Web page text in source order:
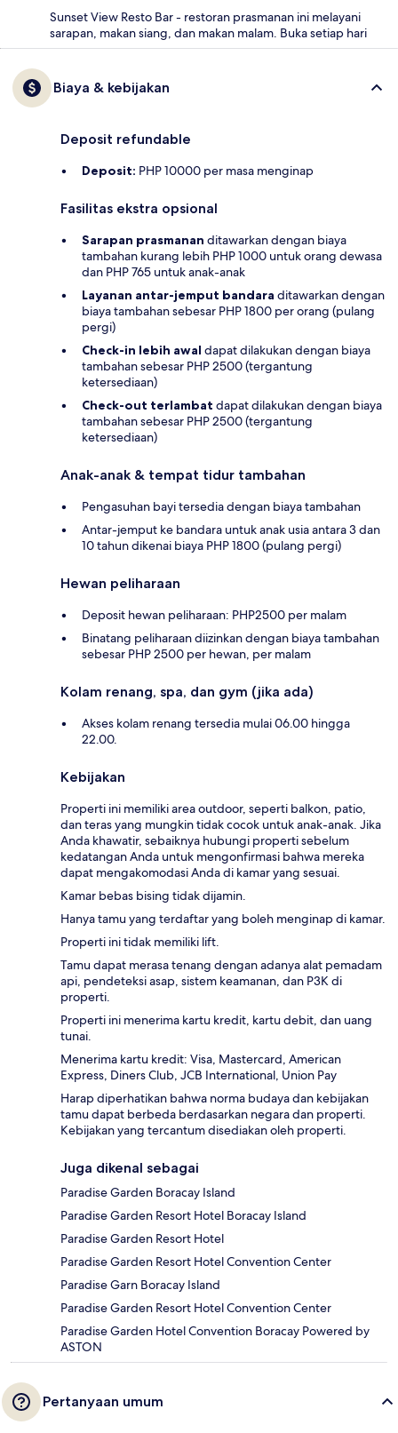
Sunset View Resto Bar - restoran prasmanan ini melayani
sarapan, makan siang, dan makan malam. Buka setiap hari
Biaya & kebijakan
Deposit refundable
Deposit: PHP 10000 per masa menginap
Fasilitas ekstra opsional
Sarapan prasmanan ditawarkan dengan biaya
tambahan kurang lebih PHP 1000 untuk orang dewasa
dan PHP 765 untuk anak-anak
Layanan antar-jemput bandara ditawarkan dengan
biaya tambahan sebesar PHP 1800 per orang (pulang
pergi)
Check-in lebih awal dapat dilakukan dengan biaya
tambahan sebesar PHP 2500 (tergantung
ketersediaan)
Check-out terlambat dapat dilakukan dengan biaya
tambahan sebesar PHP 2500 (tergantung
ketersediaan)
Anak-anak & tempat tidur tambahan
Pengasuhan bayi tersedia dengan biaya tambahan
Antar-jemput ke bandara untuk anak usia antara 3 dan
10 tahun dikenai biaya PHP 1800 (pulang pergi)
Hewan peliharaan
Deposit hewan peliharaan: PHP2500 per malam
Binatang peliharaan diizinkan dengan biaya tambahan
sebesar PHP 2500 per hewan, per malam
Kolam renang, spa, dan gym (jika ada)
Akses kolam renang tersedia mulai 06.00 hingga
22.00.
Kebijakan
Properti ini memiliki area outdoor, seperti balkon, patio,
dan teras yang mungkin tidak cocok untuk anak-anak. Jika
Anda khawatir, sebaiknya hubungi properti sebelum
kedatangan Anda untuk mengonfirmasi bahwa mereka
dapat mengakomodasi Anda di kamar yang sesuai.
Kamar bebas bising tidak dijamin.
Hanya tamu yang terdaftar yang boleh menginap di kamar.
Properti ini tidak memiliki lift.
Tamu dapat merasa tenang dengan adanya alat pemadam
api, pendeteksi asap, sistem keamanan, dan P3K di
properti.
Properti ini menerima kartu kredit, kartu debit, dan uang
tunai.
Menerima kartu kredit: Visa, Mastercard, American
Express, Diners Club, JCB International, Union Pay
Harap diperhatikan bahwa norma budaya dan kebijakan
tamu dapat berbeda berdasarkan negara dan properti.
Kebijakan yang tercantum disediakan oleh properti.
Juga dikenal sebagai
Paradise Garden Boracay Island
Paradise Garden Resort Hotel Boracay Island
Paradise Garden Resort Hotel
Paradise Garden Resort Hotel Convention Center
Paradise Garn Boracay Island
Paradise Garden Resort Hotel Convention Center
Paradise Garden Hotel Convention Boracay Powered by
ASTON
Pertanyaan umum